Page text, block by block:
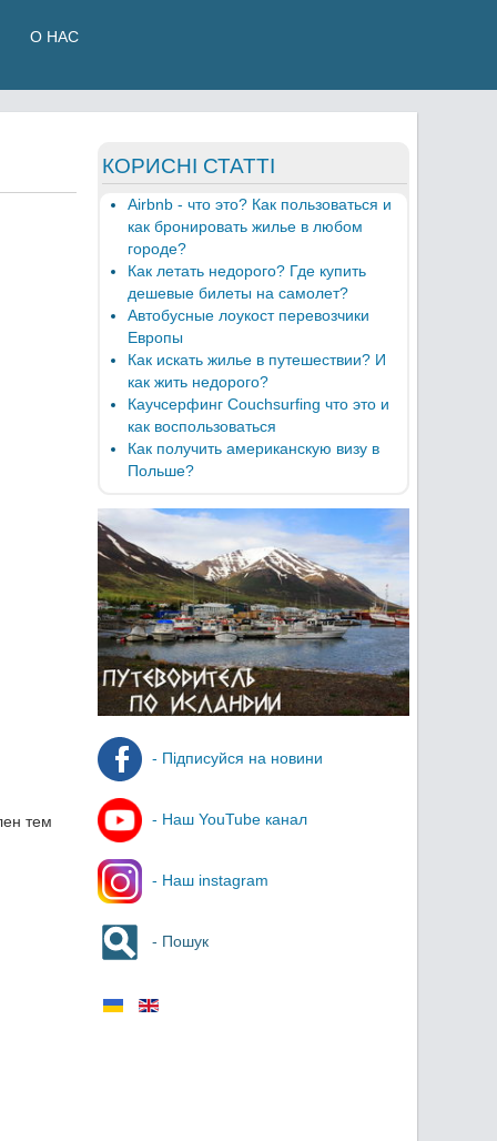
О НАС
тем
КОРИСНІ СТАТТІ
Airbnb - что это? Как пользоваться и
как бронировать жилье в любом
городе?
Как летать недорого? Где купить
дешевые билеты на самолет?
Автобусные лоукост перевозчики
Европы
Как искать жилье в путешествии? И
как жить недорого?
Каучсерфинг Couchsurfing что это и
как воспользоваться
Как получить американскую визу в
Польше?
- Підписуйся на новини
- Наш YouTube канал
- Наш instagram
- Пошук